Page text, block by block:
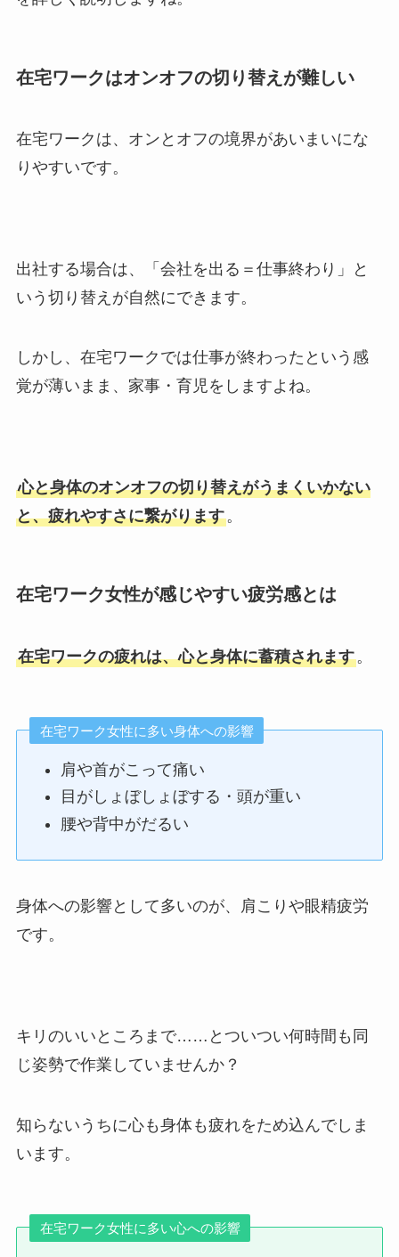
在宅ワークはオンオフの切り替えが難しい
在宅ワークは、オンとオフの境界があいまいにな
りやすいです。
出社する場合は、「会社を出る＝仕事終わり」と
いう切り替えが自然にできます。
しかし、在宅ワークでは仕事が終わったという感
覚が薄いまま、家事・育児をしますよね。
心と身体のオンオフの切り替えがうまくいかない
と、疲れやすさに繋がります。
在宅ワーク女性が感じやすい疲労感とは
在宅ワークの疲れは、心と身体に蓄積されます。
在宅ワーク女性に多い身体への影響
肩や首がこって痛い
目がしょぼしょぼする・頭が重い
腰や背中がだるい
身体への影響として多いのが、肩こりや眼精疲労
です。
キリのいいところまで……とついつい何時間も同
じ姿勢で作業していませんか？
知らないうちに心も身体も疲れをため込んでしま
います。
在宅ワーク女性に多い心への影響